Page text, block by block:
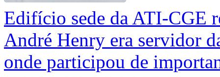
Edifício sede da ATI-CGE
André Henry era servidor
onde participou de